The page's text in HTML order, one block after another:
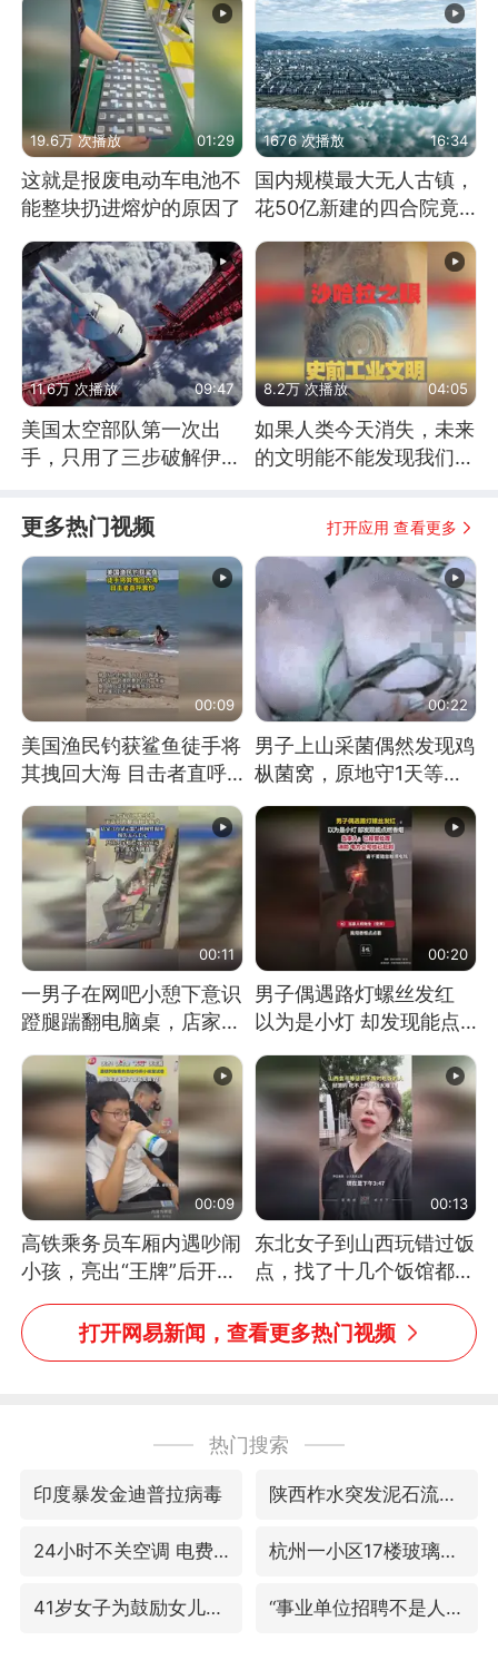
19.6万 次播放 01:29
这就是报废电动车电池不
能整块扔进熔炉的原因了
1676 次播放 16:34
国内规模最大无人古镇，
花50亿新建的四合院竟
11.6万 次播放 09:47
美国太空部队第一次出
手，只用了三步破解伊朗
8.2万 次播放 04:05
如果人类今天消失，未来
的文明能不能发现我们存
更多热门视频 打开应用 查看更多
00:09
美国渔民钓获鲨鱼徒手将
其拽回大海 目击者直呼
震惊 （视频来源：参考
消息）
00:22
男子上山采菌偶然发现鸡
枞菌窝，原地守1天等它
长大：挖了140多朵
00:11
一男子在网吧小憩下意识
蹬腿踹翻电脑桌，店家3
台显示器与机械臂损坏
00:20
男子偶遇路灯螺丝发红
以为是小灯 却发现能点
燃香烟 当事人：已报警
处理
00:09
高铁乘务员车厢内遇吵闹
小孩，亮出“王牌”后开启
一键静音
00:13
东北女子到山西玩错过饭
点，找了十几个饭馆都没
开门：午休到几点
打开网易新闻，查看更多热门视频
热门搜索
印度暴发金迪普拉病毒 陕西柞水突发泥石流致1死2失联
24小时不关空调 电费反而更低？ 杭州一小区17楼玻璃幕墙爆裂
41岁女子为鼓励女儿考上985研究生 “事业单位招聘不是人情买卖”